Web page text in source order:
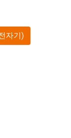
자기)